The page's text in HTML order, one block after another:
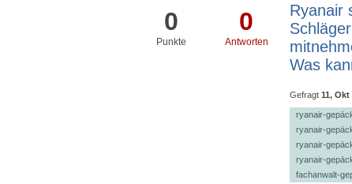
0
Punkte
0
Antworten
Ryanair
Was
Gefragt 11, Okt
ryanair-
ryanair-
ryanair-
ryanair-
fachanwalt-